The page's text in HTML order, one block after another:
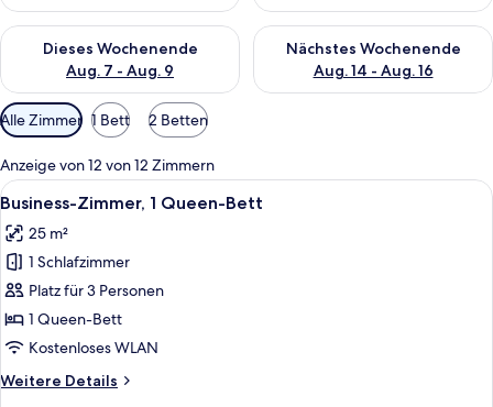
Dieses Wochenende
Aug. 7 - Aug. 9
Überprüfe die Verfügbarkeit für dieses Wochenende, Aug. 7
Nächstes Wochenende
Aug. 14 - Aug. 16
Überprüfe die Verfügbarkeit
Verfügbare
Filter
für
Zimmer
Alle Zimmer 1 Bett 2 Betten
Anzeige von 12 von 12 Zimmern
Alle
Fotos
für
Business-
Zimmer,
1
Queen-
anzeigen
Ein Hotelzimmer mit einem großen
6
Business-Zimmer, 1 Queen-Bett
25 m²
1 Schlafzimmer
Platz für 3 Personen
1 Queen-Bett
Kostenloses WLAN
Weitere Details
Weitere